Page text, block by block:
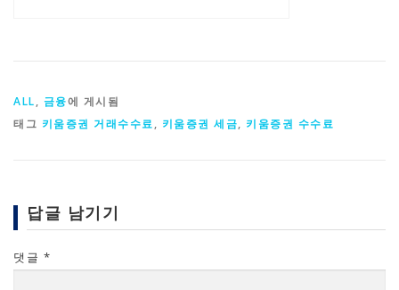
ALL, 금융에 게시됨
태그 키움증권 거래수수료, 키움증권 세금, 키움증권 수수료
답글 남기기
댓글 *